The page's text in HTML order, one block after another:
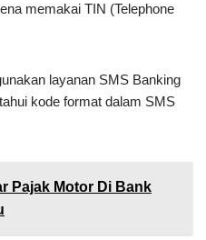
memakai TIN (Telephone
layanan SMS Banking
kode format dalam SMS
Pajak Motor Di Bank